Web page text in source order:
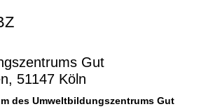
Gut
51147 Köln
des Umweltbildungszentrums Gut